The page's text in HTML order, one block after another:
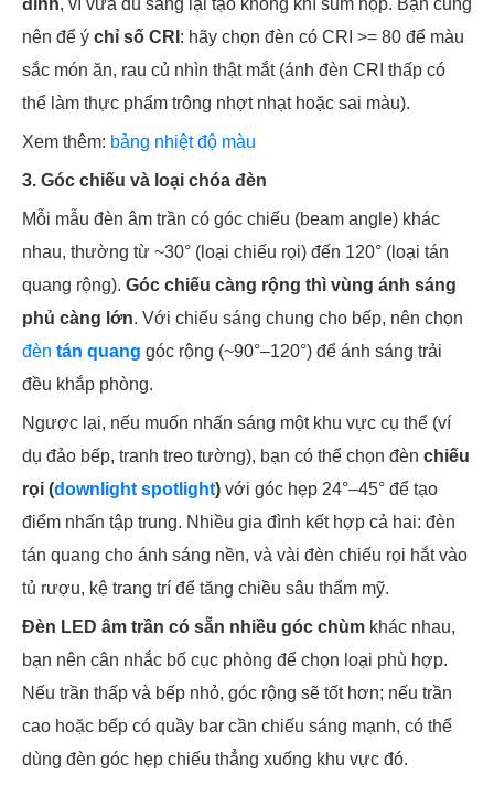
đình, vì vừa đủ sáng lại tạo không khí sum họp. Bạn cũng
nên để ý chỉ số CRI : hãy chọn đèn có CRI >= 80 để màu
sắc món ăn, rau củ nhìn thật mắt (ánh đèn CRI thấp có
thể làm thực phẩm trông nhợt nhạt hoặc sai màu).
Xem thêm: bảng nhiệt độ màu
3. Góc chiếu và loại chóa đèn
Mỗi mẫu đèn âm trần có góc chiếu (beam angle) khác
nhau, thường từ ~30° (loại chiếu rọi) đến 120° (loại tán
quang rộng). Góc chiếu càng rộng thì vùng ánh sáng
phủ càng lớn. Với chiếu sáng chung cho bếp, nên chọn
đèn tán quang góc rộng (~90°–120°) để ánh sáng trải
đều khắp phòng.
Ngược lại, nếu muốn nhấn sáng một khu vực cụ thể (ví
dụ đảo bếp, tranh treo tường), bạn có thể chọn đèn chiếu
rọi (downlight spotlight) với góc hẹp 24°–45° để tạo
điểm nhấn tập trung. Nhiều gia đình kết hợp cả hai: đèn
tán quang cho ánh sáng nền, và vài đèn chiếu rọi hắt vào
tủ rượu, kệ trang trí để tăng chiều sâu thẩm mỹ.
Đèn LED âm trần có sẵn nhiều góc chùm khác nhau,
bạn nên cân nhắc bố cục phòng để chọn loại phù hợp.
Nếu trần thấp và bếp nhỏ, góc rộng sẽ tốt hơn; nếu trần
cao hoặc bếp có quầy bar cần chiếu sáng mạnh, có thể
dùng đèn góc hẹp chiếu thẳng xuống khu vực đó.